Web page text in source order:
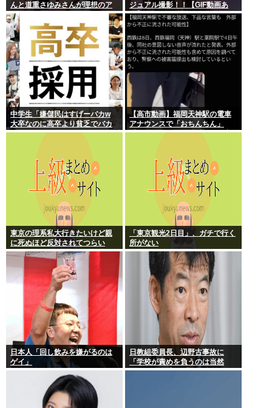
んと道重さゆみさんが理想のア
イドル像」
ジュアル撮影！！【GIF動画あ
り】
中学生「嫌儲民はすげーバカw
大卒なのに高卒より貧乏でバカ
が多いw」エックスで一万いいね
【高市動画】福岡天神駅の電車
アナウンスで「おちんちん」
「ちんぽ」などと連呼する不審
東京の理系私大行きたいけど親
に死ぬほど反対されてつらい
「東京観光2日目」、ガチで行く
所がない
日本人「回し飲みを嫌がるのは
ゲイ」
日教組委員長、辺野古事故に
「学校が責めを負うのは当然
だ」 平和教育は「存在意義」